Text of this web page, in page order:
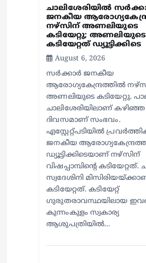
ചാലിശേരിയില്‍
ജനകീയ
നഴ്സിന് അണലിയുടെ
കടിയേറ്റു; അണലിയുടെ
കടിയേറ്റത് ഡ്യൂട്ടിക്കിടെ
August 6, 2026
സര്‍ക്കാര്‍ ജനകീയ
ആരോഗ്യകേന്ദ്രത്തില്‍
അണലിയുടെ കടിയേറ്റു.
ചാലിശേരിയിലാണ് കഴിഞ്ഞ
ദിവസമാണ് സംഭവം.
എസ്റ്റേറ്റ്പടിയില്‍
ജനകീയ
ഡ്യൂട്ടിക്കിടെയാണ് നഴ്സിന്
വിഷപ്പാമ്പിന്റെ കടിയേറ്റത്.
സ്വദേശിനി
കടിയേറ്റത്. കടിയേറ്റ്
ഗുരുതരാവസ്ഥയിലായ
കുന്നംകുളം സ്വകാര്യ
ആശുപത്രിയില്‍…